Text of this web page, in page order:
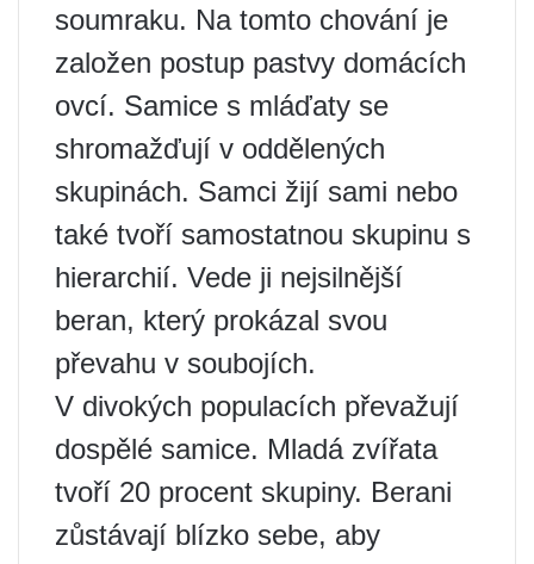
soumraku. Na tomto chování je
založen postup pastvy domácích
ovcí. Samice s mláďaty se
shromažďují v oddělených
skupinách. Samci žijí sami nebo
také tvoří samostatnou skupinu s
hierarchií. Vede ji nejsilnější
beran, který prokázal svou
převahu v soubojích.
V divokých populacích převažují
dospělé samice. Mladá zvířata
tvoří 20 procent skupiny. Berani
zůstávají blízko sebe, aby